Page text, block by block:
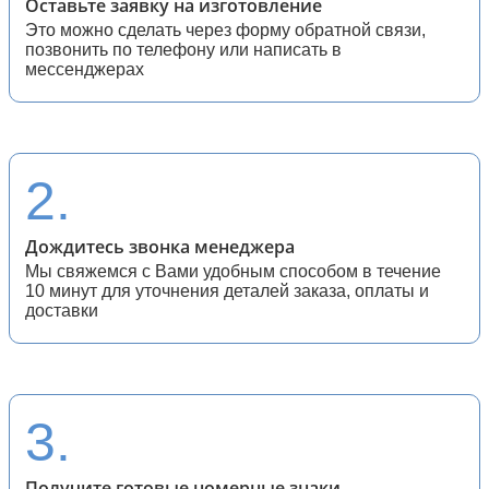
24 (классические квадратные (ретро))
25 (классические (ретро) мотоциклы)
26 (спортивные)
27 (спортивные квадратные)
Оставьте заявку на изготовление
Это можно сделать через форму обратной связи,
позвонить по телефону или написать в
мессенджерах
2.
Дождитесь звонка менеджера
Мы свяжемся с Вами удобным способом в течение
10 минут для уточнения деталей заказа, оплаты и
доставки
3.